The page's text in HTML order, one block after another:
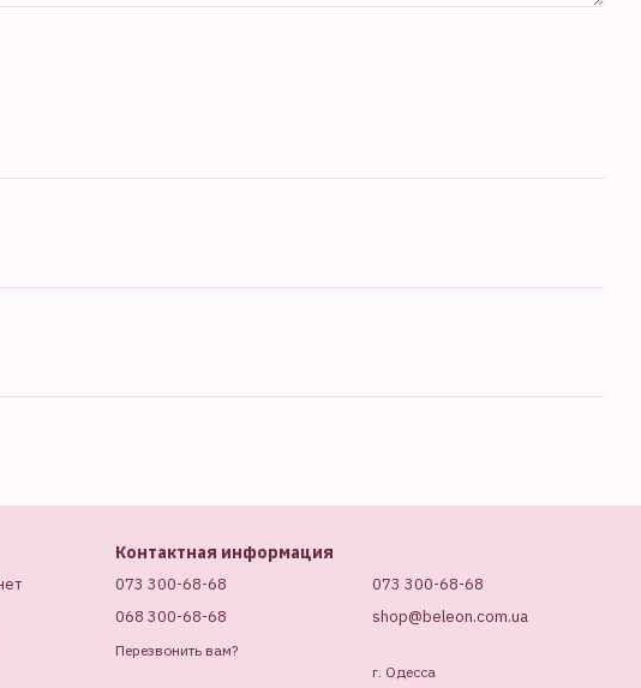
Контактная информация
073 300-68-68
068 300-68-68
Перезвонить вам?
073 300-68-68
shop@beleon.com.ua
г. Одесса